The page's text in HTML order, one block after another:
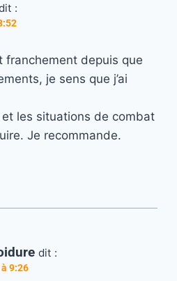
:
franchement depuis que
je sens que j’ai
les situations de combat
Je recommande.
dit :
9:26